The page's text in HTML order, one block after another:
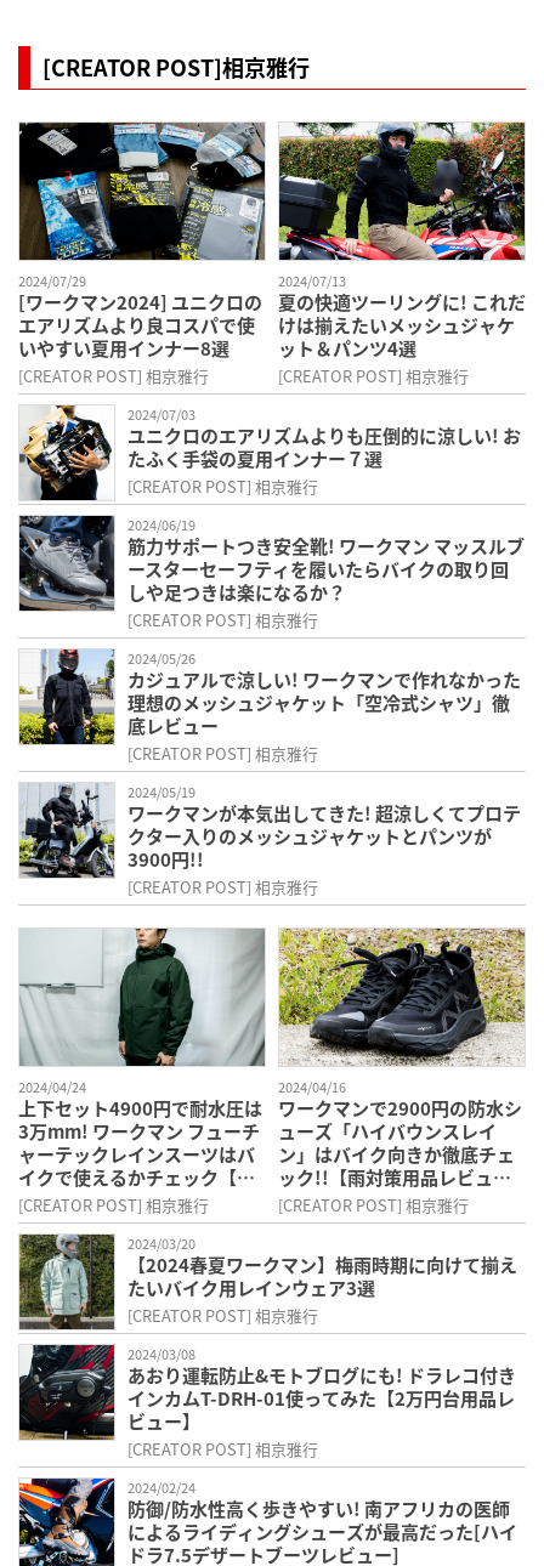
[CREATOR POST]相京雅行
2024/07/29
[ワークマン2024] ユニクロの
エアリズムより良コスパで使
いやすい夏用インナー8選
[CREATOR POST] 相京雅行
2024/07/13
夏の快適ツーリングに! これだ
けは揃えたいメッシュジャケ
ット＆パンツ4選
[CREATOR POST] 相京雅行
2024/07/03
ユニクロのエアリズムよりも圧倒的に涼しい! お
たふく手袋の夏用インナー７選
[CREATOR POST] 相京雅行
2024/06/19
筋力サポートつき安全靴! ワークマン マッスルブ
ースターセーフティを履いたらバイクの取り回
しや足つきは楽になるか？
[CREATOR POST] 相京雅行
2024/05/26
カジュアルで涼しい! ワークマンで作れなかった
理想のメッシュジャケット「空冷式シャツ」徹
底レビュー
[CREATOR POST] 相京雅行
2024/05/19
ワークマンが本気出してきた! 超涼しくてプロテ
クター入りのメッシュジャケットとパンツが
3900円!!
[CREATOR POST] 相京雅行
2024/04/24
上下セット4900円で耐水圧は
3万mm! ワークマン フューチ
ャーテックレインスーツはバ
イクで使えるかチェック【雨
対策用品レビュー】
[CREATOR POST] 相京雅行
2024/04/16
ワークマンで2900円の防水シ
ューズ「ハイバウンスレイ
ン」はバイク向きか徹底チェ
ック!!【雨対策用品レビュ
ー】
[CREATOR POST] 相京雅行
2024/03/20
【2024春夏ワークマン】梅雨時期に向けて揃え
たいバイク用レインウェア3選
[CREATOR POST] 相京雅行
2024/03/08
あおり運転防止&モトブログにも! ドラレコ付き
インカムT-DRH-01使ってみた【2万円台用品レ
ビュー】
[CREATOR POST] 相京雅行
2024/02/24
防御/防水性高く歩きやすい! 南アフリカの医師
によるライディングシューズが最高だった[ハイ
ドラ7.5デザートブーツレビュー]